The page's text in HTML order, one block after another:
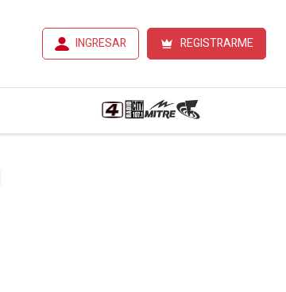
INGRESAR REGISTRARME